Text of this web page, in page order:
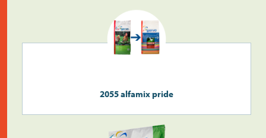
Menno’s Dierenwereld
2055 alfamix pride